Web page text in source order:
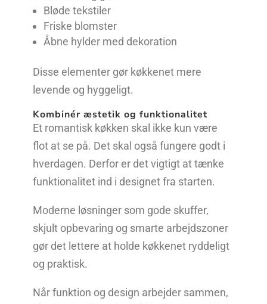
Bløde tekstiler
Friske blomster
Åbne hylder med dekoration
Disse elementer gør køkkenet mere
levende og hyggeligt.
Kombinér æstetik og funktionalitet
Et romantisk køkken skal ikke kun være
flot at se på. Det skal også fungere godt i
hverdagen. Derfor er det vigtigt at tænke
funktionalitet ind i designet fra starten.
Moderne løsninger som gode skuffer,
skjult opbevaring og smarte arbejdszoner
gør det lettere at holde køkkenet ryddeligt
og praktisk.
Når funktion og design arbejder sammen,